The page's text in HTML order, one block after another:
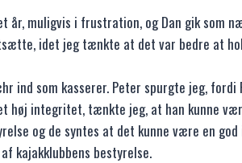
år, muligvis i frustration, og Dan gik som
idet jeg tænkte at det var bedre at
ind som kasserer. Peter spurgte jeg,
høj integritet, tænkte jeg, at han kunne
og de syntes at det kunne være en god
kajakklubbens bestyrelse.